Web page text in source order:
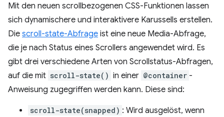
Mit den neuen scrollbezogenen CSS-Funktionen lassen
sich dynamischere und interaktivere Karussells erstellen.
Die scroll-state-Abfrage ist eine neue Media-Abfrage,
die je nach Status eines Scrollers angewendet wird. Es
gibt drei verschiedene Arten von Scrollstatus-Abfragen,
auf die mit scroll-state() in einer @container -
Anweisung zugegriffen werden kann. Diese sind:
scroll-state(snapped) : Wird ausgelöst, wenn